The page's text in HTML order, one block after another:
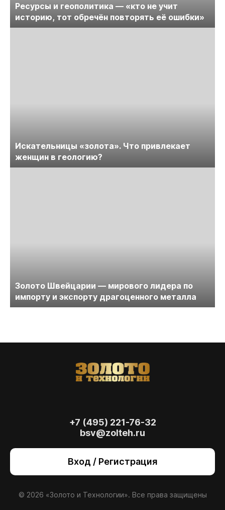
Ресурсы и геополитика — «кто не учит
историю, тот обречён повторять её ошибки»
Искательницы «золота». Что привлекает
женщин в геологию?
Золото Швейцарии — мирового лидера по
импорту и экспорту драгоценного металла
+7 (495) 221-76-32
bsv@zolteh.ru
Вход / Регистрация
© 2026 «Золото и Технологии». Все права защищены
также для анализа сайта и улучшения
сайт, вы даете согласиена использование